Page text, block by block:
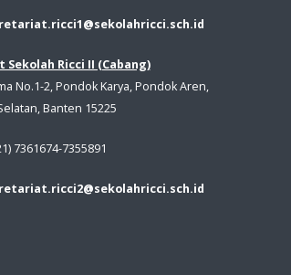
Ricci II (Cabang)
No.1-2, Pondok Karya, Pondok Aren,
Banten 15225
7361674-7355891